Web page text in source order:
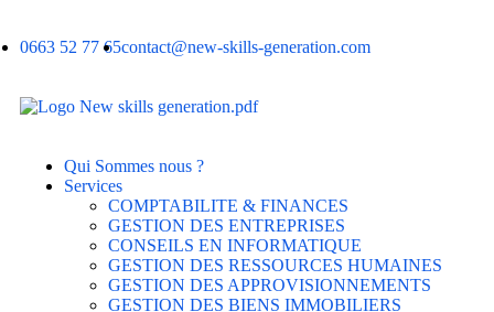
0663 52 77 65contact@new-skills-generation.com
Qui Sommes nous ?
Services
COMPTABILITE & FINANCES
GESTION DES ENTREPRISES
CONSEILS EN INFORMATIQUE
GESTION DES RESSOURCES HUMAINES
GESTION DES APPROVISIONNEMENTS
GESTION DES BIENS IMMOBILIERS